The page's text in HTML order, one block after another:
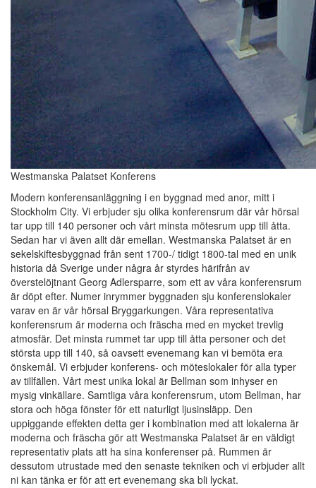
Westmanska Palatset Konferens
Modern konferensanläggning i en byggnad med anor, mitt i
Stockholm City. Vi erbjuder sju olika konferensrum där vår hörsal
tar upp till 140 personer och vårt minsta mötesrum upp till åtta.
Sedan har vi även allt där emellan. Westmanska Palatset är en
sekelskiftesbyggnad från sent 1700-/ tidigt 1800-tal med en unik
historia då Sverige under några år styrdes härifrån av
överstelöjtnant Georg Adlersparre, som ett av våra konferensrum
är döpt efter. Numer inrymmer byggnaden sju konferenslokaler
varav en är vår hörsal Bryggarkungen. Våra representativa
konferensrum är moderna och fräscha med en mycket trevlig
atmosfär. Det minsta rummet tar upp till åtta personer och det
största upp till 140, så oavsett evenemang kan vi bemöta era
önskemål. Vi erbjuder konferens- och möteslokaler för alla typer
av tillfällen. Vårt mest unika lokal är Bellman som inhyser en
mysig vinkällare. Samtliga våra konferensrum, utom Bellman, har
stora och höga fönster för ett naturligt ljusinsläpp. Den
uppiggande effekten detta ger i kombination med att lokalerna är
moderna och fräscha gör att Westmanska Palatset är en väldigt
representativ plats att ha sina konferenser på. Rummen är
dessutom utrustade med den senaste tekniken och vi erbjuder allt
ni kan tänka er för att ert evenemang ska bli lyckat.